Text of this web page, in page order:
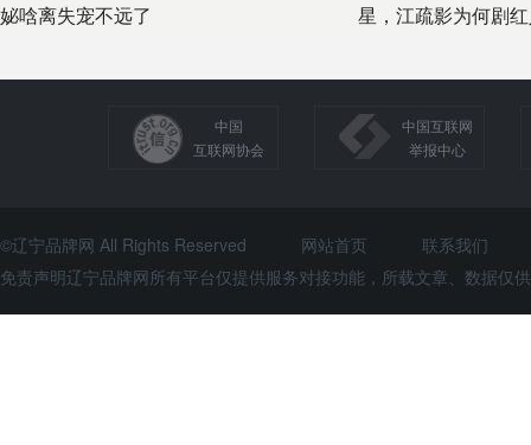
妼唅离失宠不远了
星，江疏影为何剧
中国
互联网协会
中国互联网
举报中心
©辽宁品牌网 All Rights Reserved 网站首页
联系我们
免责声明辽宁品牌网所有平台仅提供服务对接功能，所载文章、数据